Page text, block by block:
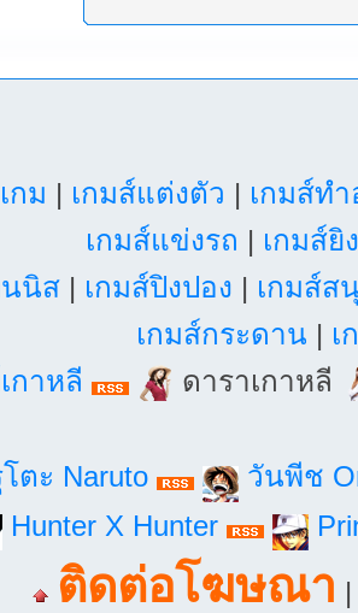
กม | เกมส์แต่งตัว | เกมส์ท
เกมส์แข่งรถ | เกมส์ยิ
นนิส| เกมส์ปิงปอง | เกมส์ส
เกมส์กระดาน | เ
กาหลี
ดาราเกาหลี
ตะ Naruto
วันพีช
Hunter X Hunter
ติดต่อโฆษณา